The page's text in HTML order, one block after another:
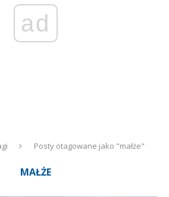
ad
Posty otagowane jako "małże"
MAŁŻE